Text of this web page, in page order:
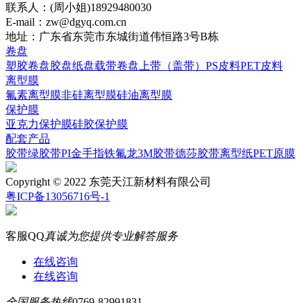
联系人：(周小姐)18929480030
E-mail：zw@dgyq.com.cn
地址：广东省东莞市东城街道伟恒路3号B栋
卷盘
塑胶卷盘胶盘纸盘载带卷盘 上带（盖带） PS皮料PET皮料
离型膜
氟素离型膜非硅离型膜硅油离型膜
保护膜
亚克力保护膜硅胶保护膜
配套产品
胶带绿胶带PI金手指铁氟龙3M胶带德莎胶带离型纸PET原膜
Copyright © 2022 东莞天江新材料有限公司
粤ICP备13056716号-1
客服QQ真诚为您提供专业解答服务
在线咨询
在线咨询